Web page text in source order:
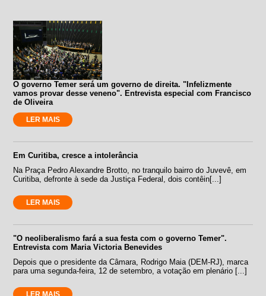
O governo Temer será um governo de direita. "Infelizmente
vamos provar desse veneno". Entrevista especial com Francisco
de Oliveira
LER MAIS
Em Curitiba, cresce a intolerância
Na Praça Pedro Alexandre Brotto, no tranquilo bairro do Juvevê, em
Curitiba, defronte à sede da Justiça Federal, dois contêin[...]
LER MAIS
"O neoliberalismo fará a sua festa com o governo Temer".
Entrevista com Maria Victoria Benevides
Depois que o presidente da Câmara, Rodrigo Maia (DEM-RJ), marca
para uma segunda-feira, 12 de setembro, a votação em plenário [...]
LER MAIS